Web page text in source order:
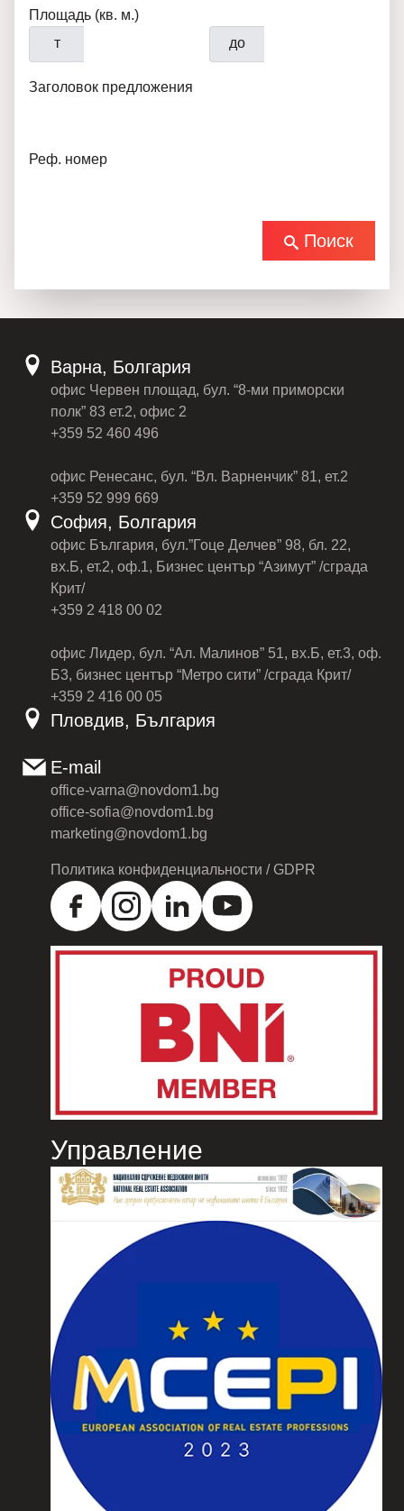
Площадь (кв. м.)
т
до
Заголовок предложения
Реф. номер
Поиск
Варна, Болгария
офис Червен площад, бул. “8-ми приморски
полк” 83 ет.2, офис 2
+359 52 460 496
офис Ренесанс, бул. “Вл. Варненчик” 81, ет.2
+359 52 999 669
София, Болгария
офис България, бул.”Гоце Делчев” 98, бл. 22,
вх.Б, ет.2, оф.1, Бизнес център “Азимут” /сграда
Крит/
+359 2 418 00 02
офис Лидер, бул. “Ал. Малинов” 51, вх.Б, ет.3, оф.
Б3, бизнес център “Метро сити” /сграда Крит/
+359 2 416 00 05
Пловдив, България
E-mail
office-varna@novdom1.bg
office-sofia@novdom1.bg
marketing@novdom1.bg
Политика конфиденциальности / GDPR
Управление